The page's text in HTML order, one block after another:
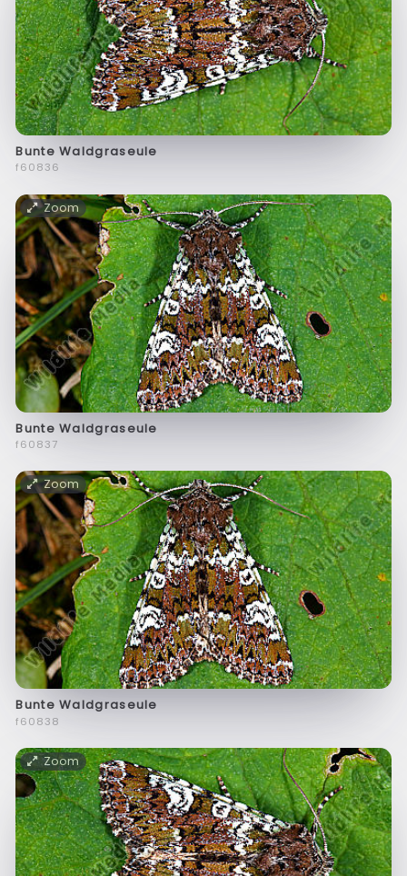
Bunte Waldgraseule
f60836
Zoom
Bunte Waldgraseule
f60837
Zoom
Bunte Waldgraseule
f60838
Zoom